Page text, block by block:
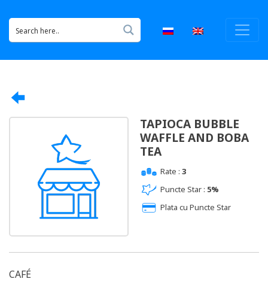
TAPIOCA BUBBLE
WAFFLE AND BOBA
TEA
Rate : 3
Puncte Star : 5%
Plata cu Puncte Star
CAFÉ